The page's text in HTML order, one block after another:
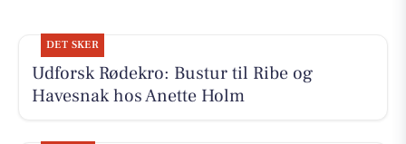
DET SKER
Udforsk Rødekro: Bustur til Ribe og
Havesnak hos Anette Holm